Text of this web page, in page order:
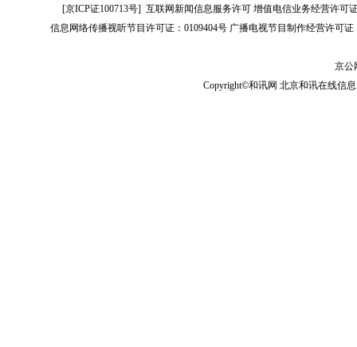
[京ICP证100713号]互联网新闻信息服务许可 增值电信业务经营许可
信息网络传播视听节目许可证：0109404号 广播电视节目制作经营许可证
京公
Copyright©和讯网 北京和讯在线信